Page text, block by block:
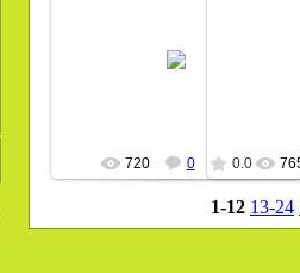
720 0 0.0
1-12 13-24